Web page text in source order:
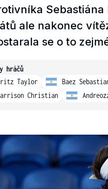
ale nakonec
se o to
hráčů
Taylor
Baez
Christian